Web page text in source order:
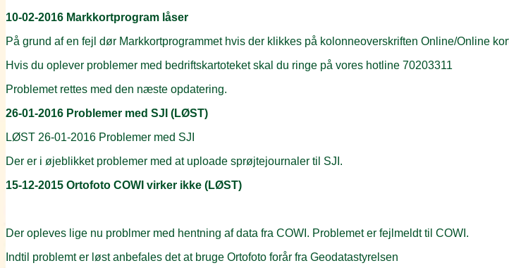
10-02-2016 Markkortprogram låser
På grund af en fejl dør Markkortprogrammet hvis der klikkes på kolonneoverskriften Online/Online
Hvis du oplever problemer med bedriftskartoteket skal du ringe på vores hotline 70203311
Problemet rettes med den næste opdatering.
26-01-2016 Problemer med SJI (LØST)
LØST 26-01-2016 Problemer med SJI
Der er i øjeblikket problemer med at uploade sprøjtejournaler til SJI.
15-12-2015 Ortofoto COWI virker ikke (LØST)
Der opleves lige nu problmer med hentning af data fra COWI. Problemet er fejlmeldt til COWI.
Indtil problemt er løst anbefales det at bruge Ortofoto forår fra Geodatastyrelsen